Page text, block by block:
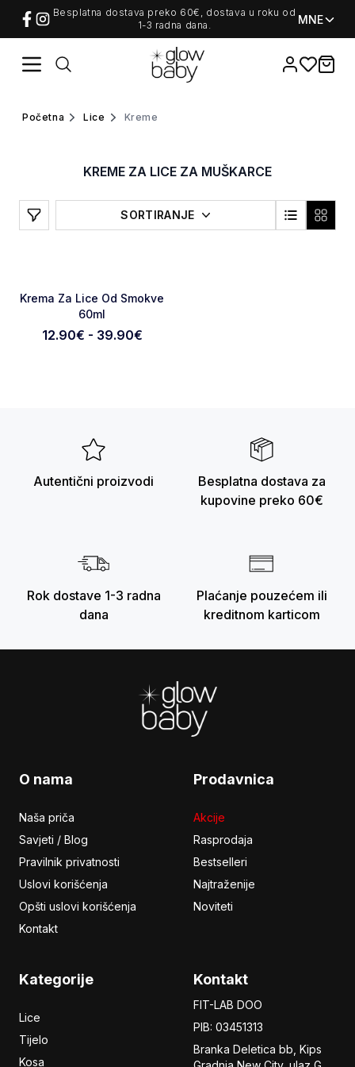
Besplatna dostava preko 60€, dostava u roku od
1-3 radna dana.
MNE
Favorites
items
Početna HomeLice kreme
KREME ZA LICE ZA MUŠKARCE
Filters SORTIRANJE
Favorite
Krema Za Lice Od Smokve
60ml
12.90€ - 39.90€
Autentični proizvodi
Besplatna dostava za
kupovine preko 60€
Rok dostave 1-3 radna
dana
Plaćanje pouzećem ili
kreditnom karticom
O nama
Naša priča
Savjeti / Blog
Pravilnik privatnosti
Uslovi korišćenja
Opšti uslovi korišćenja
Kontakt
Prodavnica
Akcije
Rasprodaja
Bestselleri
Najtraženije
Noviteti
Kategorije
Lice
Tijelo
Kosa
Kontakt
FIT-LAB DOO
PIB: 03451313
Branka Deletica bb, Kips
/c/muskarci/lice/kreme